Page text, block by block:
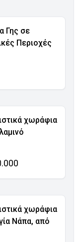
Γης σε
Περιοχές
χωράφια
χωράφια
Νάπα, από